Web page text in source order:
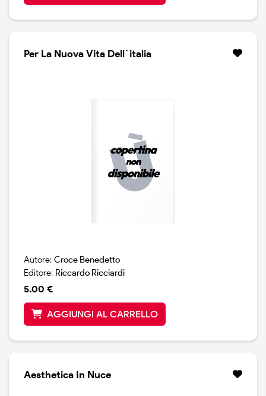
Per La Nuova Vita Dell`italia
Autore: Croce Benedetto
Editore: Riccardo Ricciardi
5.00 €
AGGIUNGI AL CARRELLO
Aesthetica In Nuce